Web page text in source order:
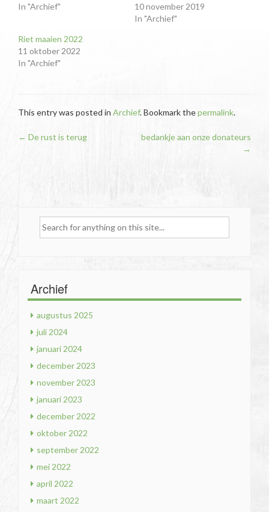
In "Archief"
10 november 2019
In "Archief"
Riet maaien 2022
11 oktober 2022
In "Archief"
This entry was posted in Archief. Bookmark thepermalink.
Post
← De rust is terug
bedankje aan onze donateurs
→
Search
Archief
augustus 2025
juli 2024
januari 2024
december 2023
november 2023
januari 2023
december 2022
oktober 2022
september 2022
mei 2022
april 2022
maart 2022